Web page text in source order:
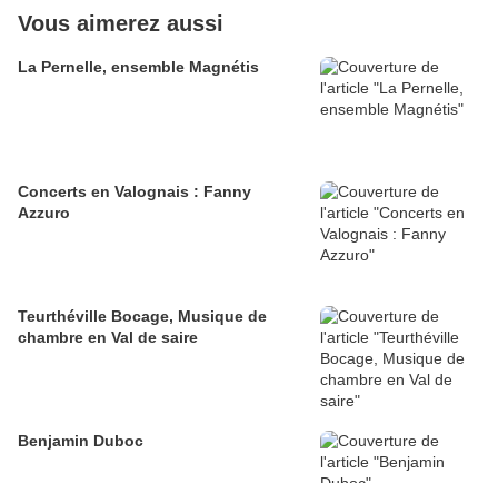
Vous aimerez aussi
La Pernelle, ensemble Magnétis
Concerts en Valognais : Fanny
Azzuro
Teurthéville Bocage, Musique de
chambre en Val de saire
Benjamin Duboc